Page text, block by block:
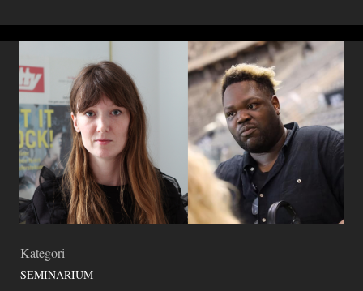
Kategori
SEMINARIUM